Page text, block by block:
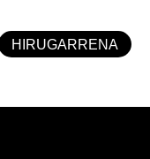
HIRUGARRENA